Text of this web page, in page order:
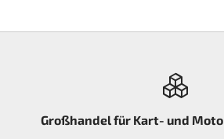
Großhandel für Kart- und